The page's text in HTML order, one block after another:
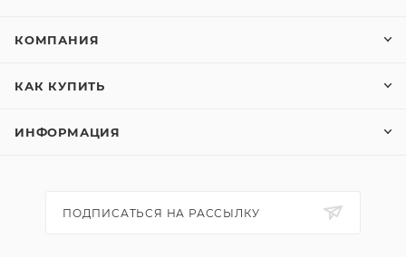
КОМПАНИЯ
КАК КУПИТЬ
ИНФОРМАЦИЯ
ПОДПИСАТЬСЯ НА РАССЫЛКУ